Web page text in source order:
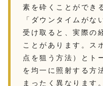
素を砕くことができ
「ダウンタイムがな
受け取ると、実際の
ことがあります。ス
点を狙う方法）とト
を均一に照射する方
まったく異なります